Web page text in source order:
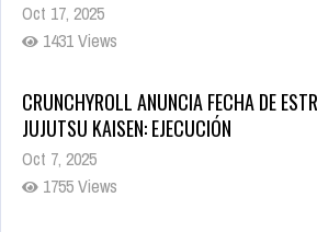
Oct 17, 2025
1431 Views
CRUNCHYROLL ANUNCIA FECHA DE
JUJUTSU KAISEN: EJECUCIÓN
Oct 7, 2025
1755 Views